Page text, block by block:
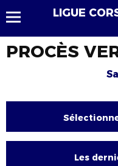
LIGUE
PROCÈS
Les